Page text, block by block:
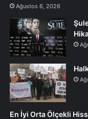
Ağustos 6, 2026
En İyi Orta Ölçekli